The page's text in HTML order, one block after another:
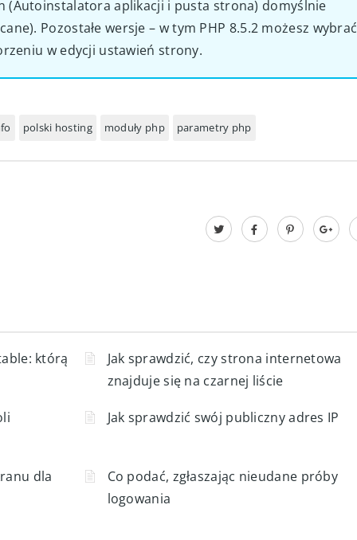
(Autoinstalatora aplikacji i pusta strona) domyślnie
Pozostałe wersje – w tym PHP 8.5.2 możesz wybrać
w edycji ustawień strony.
polski hosting moduły php parametry php
którą
Jak sprawdzić, czy strona internetowa
znajduje się na czarnej liście
Jak sprawdzić swój publiczny adres IP
dla
Co podać, zgłaszając nieudane próby
logowania